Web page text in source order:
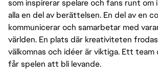
som inspirerar spelare och fans runt om
alla en del av berättelsen. En del av en
kommunicerar och samarbetar med
världen. En plats där kreativiteten
välkomnas och idéer är viktiga. Ett team
får spelen att bli levande.